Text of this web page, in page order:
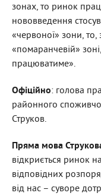
зонах, то ринок
нововведення
«червоної» зони,
«помаранчевій»
працюватиме».
Офіційно: голова
районного
Струков.
Пряма мова
відкриється ринок
відповідних
від нас – суворе